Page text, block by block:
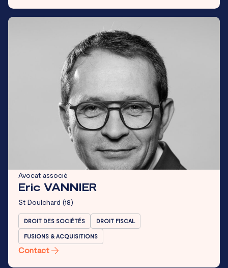
Avocat associé
Eric VANNIER
St Doulchard (18)
DROIT DES SOCIÉTÉS DROIT FISCAL
FUSIONS & ACQUISITIONS
Contact